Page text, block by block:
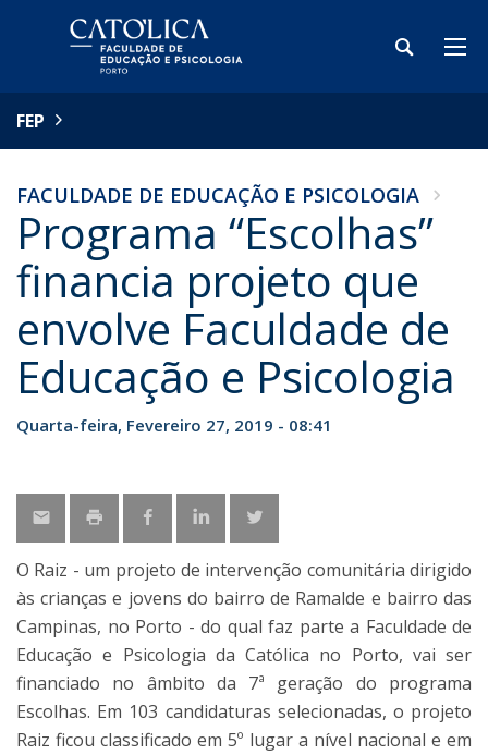
FEP
FACULDADE DE EDUCAÇÃO E PSICOLOGIA
Programa “Escolhas”
financia projeto que
envolve Faculdade de
Educação e Psicologia
Quarta-feira, Fevereiro 27, 2019 - 08:41
O Raiz - um projeto de intervenção comunitária dirigido
às crianças e jovens do bairro de Ramalde e bairro das
Campinas, no Porto - do qual faz parte a Faculdade de
Educação e Psicologia da Católica no Porto, vai ser
financiado no âmbito da 7ª geração do programa
Escolhas. Em 103 candidaturas selecionadas, o projeto
Raiz ficou classificado em 5º lugar a nível nacional e em